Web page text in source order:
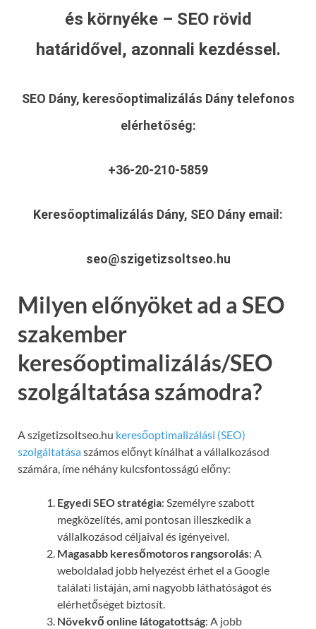
és környéke – SEO rövid
határidővel, azonnali kezdéssel.
SEO Dány, keresőoptimalizálás Dány telefonos
elérhetőség:
+36-20-210-5859
Keresőoptimalizálás Dány, SEO Dány email:
seo@szigetizsoltseo.hu
Milyen előnyöket ad a SEO
szakember
keresőoptimalizálás/SEO
szolgáltatása számodra?
A szigetizsoltseo.hu keresőoptimalizálási (SEO)
szolgáltatásaszámos előnyt kínálhat a vállalkozásod
számára, íme néhány kulcsfontosságú előny:
Egyedi SEO stratégia: Személyre szabott
megközelítés, ami pontosan illeszkedik a
vállalkozásod céljaival és igényeivel.
Magasabb keresőmotoros rangsorolás: A
weboldalad jobb helyezést érhet el a Google
találati listáján, ami nagyobb láthatóságot és
elérhetőséget biztosít.
Növekvő online látogatottság: A jobb